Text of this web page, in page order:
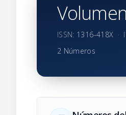
ISSN: 1316-418X ·
2 Números